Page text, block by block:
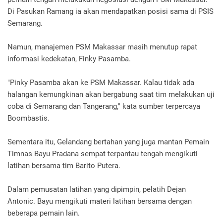
Di Pasukan Ramang ia akan mendapatkan posisi sama di PSIS
Semarang.
Namun, manajemen PSM Makassar masih menutup rapat
informasi kedekatan, Finky Pasamba.
"Pinky Pasamba akan ke PSM Makassar. Kalau tidak ada
halangan kemungkinan akan bergabung saat tim melakukan uji
coba di Semarang dan Tangerang," kata sumber terpercaya
Boombastis.
Sementara itu, Gelandang bertahan yang juga mantan Pemain
Timnas Bayu Pradana sempat terpantau tengah mengikuti
latihan bersama tim Barito Putera.
Dalam pemusatan latihan yang dipimpin, pelatih Dejan
Antonic. Bayu mengikuti materi latihan bersama dengan
beberapa pemain lain.